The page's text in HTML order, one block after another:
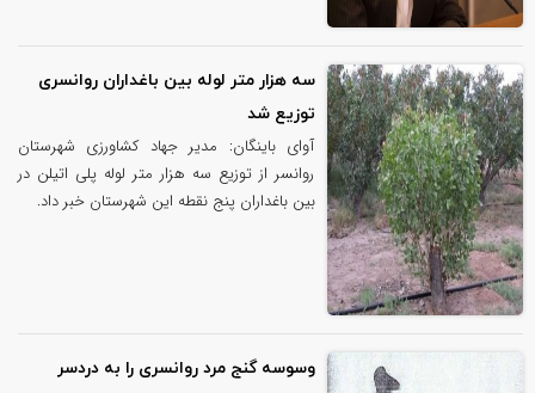
سه هزار متر لوله بین باغداران روانسری
توزیع شد
آوای باینگان: مدیر جهاد کشاورزی شهرستان
روانسر از توزیع سه هزار متر لوله پلی اتیلن در
بین باغداران پنج نقطه این شهرستان خبر داد.
وسوسه گنج مرد روانسری را به دردسر